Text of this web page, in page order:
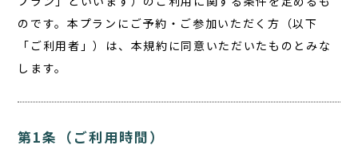
のです。本プランにご予約・ご参加いただく方（以下
「ご利用者」）は、本規約に同意いただいたものとみな
します。
第1条（ご利用時間）